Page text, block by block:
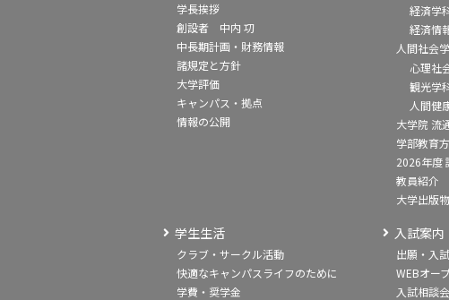
学長挨拶
創設者 中内 㓛
中長期計画・財務情報
諸規定と方針
大学評価
キャンパス・拠点
情報の公開
経済学
経済情
人間社会
心理社
観光学
人間健
大学院 流
学部教育
2026年度
教員紹介
大学出版物
学生生活
クラブ・サークル活動
快適なキャンパスライフのために
学費・奨学金
入試案内
出願・入
WEBオー
入試相談会